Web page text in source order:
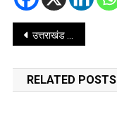
Post
navigation
उत्तराखंड के जंगलों में लगी आग में लापरवाही करने वाले 17 अधिकारियों के विरुद्ध कार्रवाई – सीएम धामी
RELATED POSTS